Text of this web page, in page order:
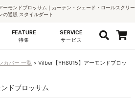
モンドブロッサム｜カーテン・シェード・ロールスクリー
の通販 スタイルダート
FEATURE
特集
SERVICE
サービス
カバー 一覧
Vilber【YH8015】アーモンドブロッ
ドブロッサム